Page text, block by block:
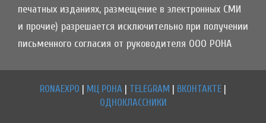
печатных изданиях, размещение в электронных СМИ
и прочие) разрешается исключительно при получении
письменного согласия от руководителя ООО РОНА
RONAEXPO | МЦ РОНА | TELEGRAM | ВКОНТАКТЕ |
ОДНОКЛАССНИКИ